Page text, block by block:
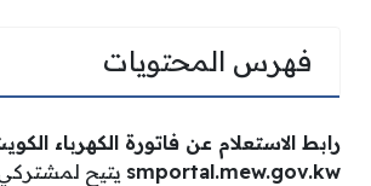
فهرس المحتويات
رابط الاستعلام عن فاتورة الكهرباء
smportal.mew.gov.kw يتيح لمشتركي